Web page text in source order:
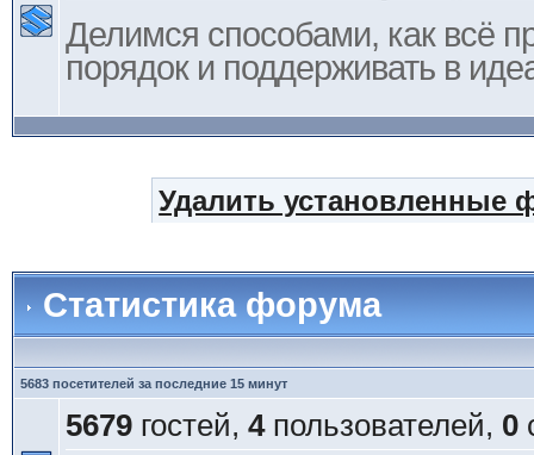
Делимся способами, как всё
порядок и поддерживать в
Удалить установленные
Статистика форума
5683 посетителей за последние 15 минут
5679гостей, 4пользователей, 0